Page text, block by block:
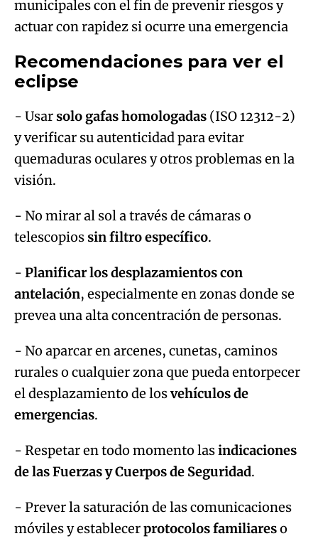
municipales con el fin de prevenir riesgos y
actuar con rapidez si ocurre una emergencia
Recomendaciones para ver el
eclipse
- Usarsolo gafas homologadas (ISO 12312-2)
y verificar su autenticidad para evitar
quemaduras oculares y otros problemas en la
visión.
- No mirar al sol a través de cámaras o
telescopiossin filtro específico.
- Planificar los desplazamientos con
antelación, especialmente en zonas donde se
prevea una alta concentración de personas.
- No aparcar en arcenes, cunetas, caminos
rurales o cualquier zona que pueda entorpecer
el desplazamiento de losvehículos de
emergencias.
- Respetar en todo momento lasindicaciones
de las Fuerzas y Cuerpos de Seguridad.
- Prever la saturación de las comunicaciones
móviles y establecerprotocolos familiareso